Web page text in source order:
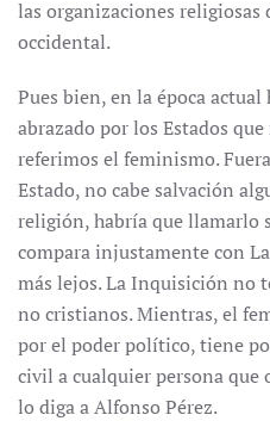
las organizaciones
occidental.
Pues bien, en la época
abrazado por los Estados
referimos el feminismo.
Estado, no cabe salvación
religión, habría que llamarlo
compara injustamente con
más lejos. La Inquisición no
no cristianos. Mientras, el
por el poder político, tiene
civil a cualquier persona que
lo diga a Alfonso Pérez.